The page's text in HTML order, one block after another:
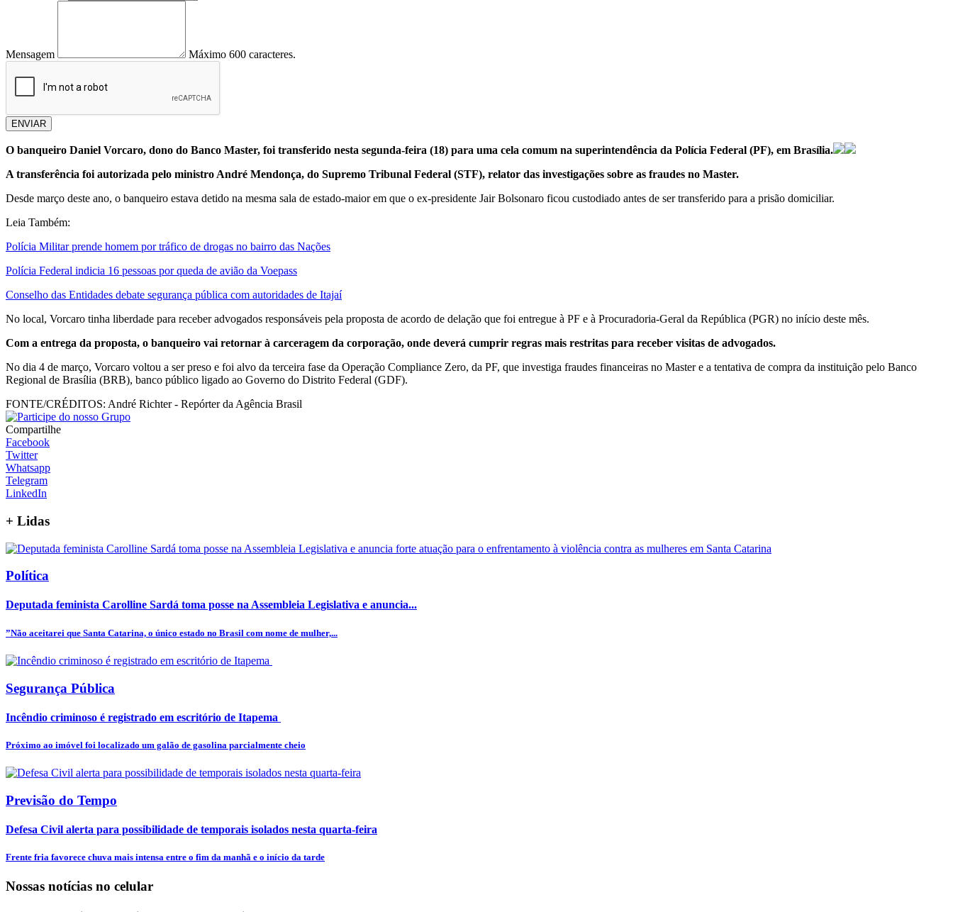
Mensagem Máximo 600 caracteres.
ENVIAR
O banqueiro Daniel Vorcaro, dono do Banco Master, foi transferido nesta segunda-feira (18) para uma cela comum na superintendência da Polícia Federal (PF), em Brasília.
A transferência foi autorizada pelo ministro André Mendonça, do Supremo Tribunal Federal (STF), relator das investigações sobre as fraudes no Master.
Desde março deste ano, o banqueiro estava detido na mesma sala de estado-maior em que o ex-presidente Jair Bolsonaro ficou custodiado antes de ser transferido para a prisão domiciliar.
Leia Também:
Polícia Militar prende homem por tráfico de drogas no bairro das Nações
Polícia Federal indicia 16 pessoas por queda de avião da Voepass
Conselho das Entidades debate segurança pública com autoridades de Itajaí
No local, Vorcaro tinha liberdade para receber advogados responsáveis pela proposta de acordo de delação que foi entregue à PF e à Procuradoria-Geral da República (PGR) no início deste mês.
Com a entrega da proposta, o banqueiro vai retornar à carceragem da corporação, onde deverá cumprir regras mais restritas para receber visitas de advogados.
No dia 4 de março, Vorcaro voltou a ser preso e foi alvo da terceira fase da Operação Compliance Zero, da PF, que investiga fraudes financeiras no Master e a tentativa de compra da instituição pelo Banco
Regional de Brasília (BRB), banco público ligado ao Governo do Distrito Federal (GDF).
FONTE/CRÉDITOS: André Richter - Repórter da Agência Brasil
Compartilhe
Facebook
Twitter
Whatsapp
Telegram
LinkedIn
+ Lidas
Política
Deputada feminista Carolline Sardá toma posse na Assembleia Legislativa e anuncia...
”Não aceitarei que Santa Catarina, o único estado no Brasil com nome de mulher,...
Segurança Pública
Incêndio criminoso é registrado em escritório de Itapema
Próximo ao imóvel foi localizado um galão de gasolina parcialmente cheio
Previsão do Tempo
Defesa Civil alerta para possibilidade de temporais isolados nesta quarta-feira
Frente fria favorece chuva mais intensa entre o fim da manhã e o início da tarde
Nossas notícias no celular